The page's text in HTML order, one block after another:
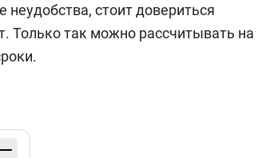
стоит довериться
Только так можно рассчитывать на